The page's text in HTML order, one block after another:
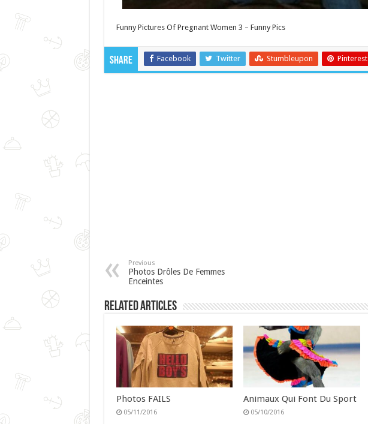
Funny Pictures Of Pregnant Women 3 – Funny Pics
Share Facebook Twitter Stumbleupon Pinterest
Previous
Photos Drôles De Femmes
Enceintes
Related Articles
Photos FAILS
05/11/2016
Animaux Qui Font Du Sport
05/10/2016